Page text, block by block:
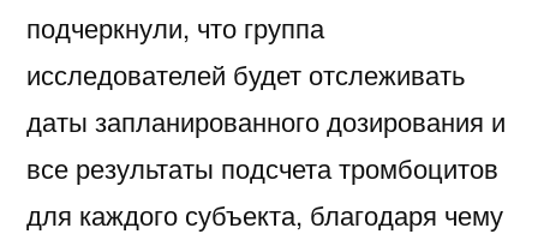
подчеркнули, что группа
исследователей будет отслеживать
даты запланированного дозирования и
все результаты подсчета тромбоцитов
для каждого субъекта, благодаря чему